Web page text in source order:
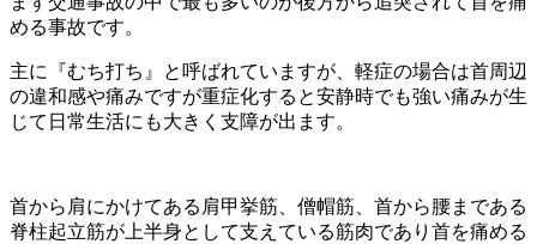
める事故です。
主に『むち打ち』と呼ばれていますが、軽症の場合は首周辺
の違和感や痛みですが重症化すると安静時でも強い痛みが生
じて日常生活にも大きく支障が出ます。
首から肩にかけてある肩甲挙筋、僧帽筋、首から腰まである
脊柱起立筋が上半身として支えている筋肉であり首を痛める